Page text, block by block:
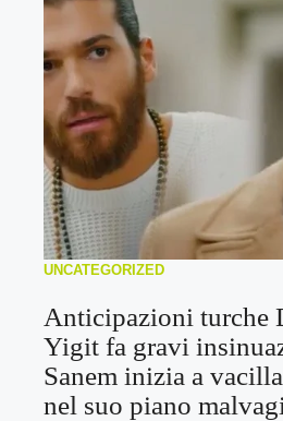
UNCATEGORIZED
Anticipazioni turche
Yigit fa gravi
Sanem inizia a
nel suo piano